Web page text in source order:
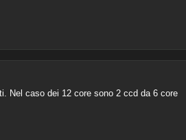
Nel caso dei 12 core sono 2 ccd da 6 core